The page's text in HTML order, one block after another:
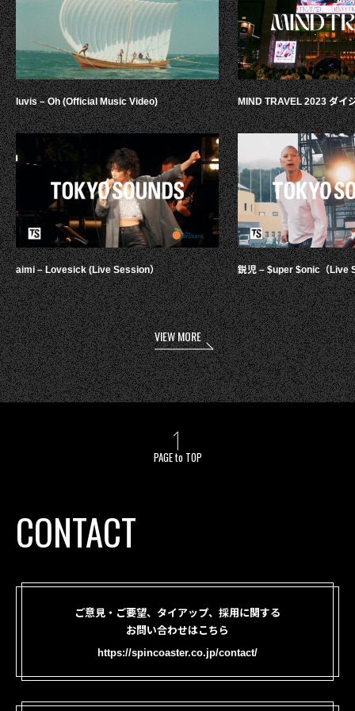
luvis – Oh (Official Music Video)
aimi – Lovesick (Live Session）
MIND TRAVEL 2023 ダイ
鋭児 – $uper $onic（Live
VIEW MORE
PAGE to TOP
CONTACT
ご意見・ご要望、タイアップ、採用に関する
お問い合わせはこちら
https://spincoaster.co.jp/contact/